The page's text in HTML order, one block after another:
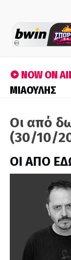
NOW ON
ΜΙΑΟΥΛΗΣ
Οι από
(30/10/
ΟΙ ΑΠΟ